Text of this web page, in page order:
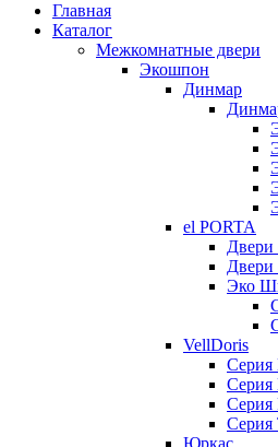
Главная
Каталог
Межкомнатные двери
Экошпон
Динмар
el PORTA
Двери
Двери
Эко
VellDoris
Серия
Серия
Серия
Серия
Юркас